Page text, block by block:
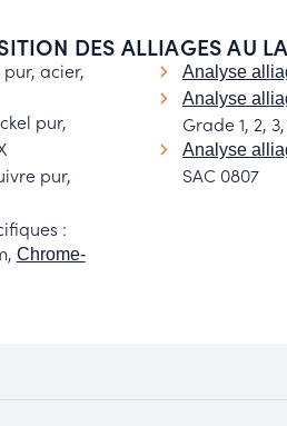
DES ALLIAGES AU
acier,
pur,
pur,
:
Chrome-
Analyse
Analyse
Grade 1, 2,
Analyse
SAC 0807